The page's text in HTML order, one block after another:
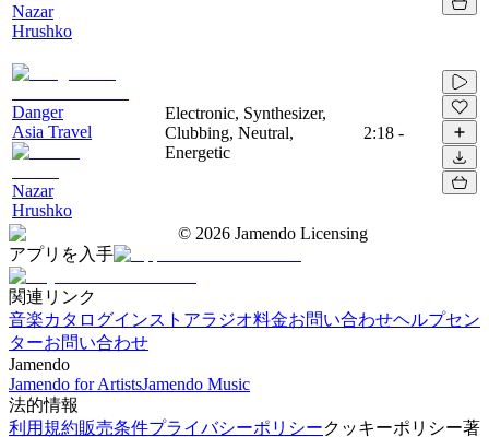
Nazar
Hrushko
Danger
Asia Travel
Nazar
Hrushko
Electronic, Synthesizer,
Clubbing, Neutral,
Energetic
2:18 -
© 2026 Jamendo Licensing
アプリを入手
関連リンク
音楽カタログインストアラジオ料金お問い合わせヘルプセン
ターお問い合わせ
Jamendo
Jamendo for ArtistsJamendo Music
法的情報
利用規約販売条件プライバシーポリシークッキーポリシー著